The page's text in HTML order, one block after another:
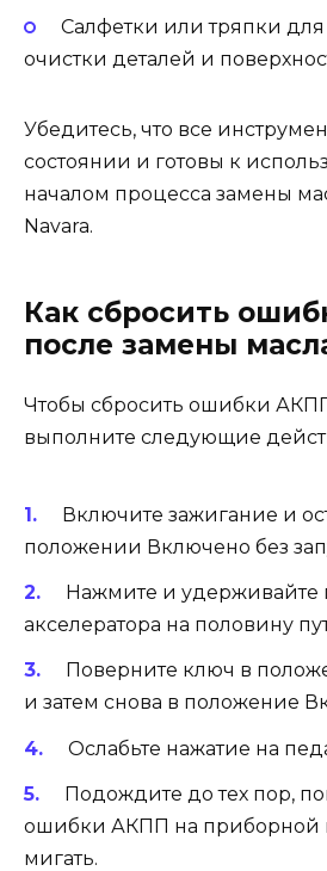
Салфетки или тряпки
очистки деталей и
Убедитесь, что все
состоянии и готовы к
началом процесса замены
Navara.
Как сбросить
после замены
Чтобы сбросить ошибки АКПП
выполните следующие
Включите зажигание и
положении Включено без
Нажмите и удерживайте
акселератора на половину
Поверните ключ в
и затем снова в положение
Ослабьте нажатие на
Подождите до тех пор,
ошибки АКПП на приборной
мигать.